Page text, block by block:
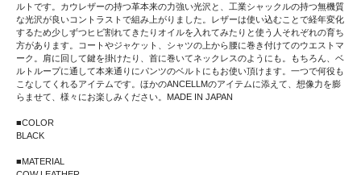
ルトです。カウレザーの持つ革本来の力強い光沢と、工業シャックルの持つ無機質
な光沢が良いコントラストで組み上がりました。レザーは使い込むことで経年変化
するため少しずつヒビ割れてきたりオイルを入れてみたりと使う人それぞれの育ち
方があります。コートやジャケット、シャツの上から腰に巻き付けてのウエストマ
ーク。肩に回して鍵を掛けたり、首に巻いてネックレスのようにも。もちろん、ベ
ルトループに通して本来通りにパンツのベルトにもお使い頂けます。一つで何役も
こなしてくれるアイテムです。ほかのANCELLMのアイテムに添えて、想像力を膨
らませて、様々にお楽しみください。MADE IN JAPAN
■COLOR
BLACK
■MATERIAL